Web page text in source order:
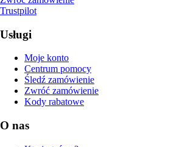
Trustpilot
Usługi
Moje konto
Centrum pomocy
Śledź zamówienie
Zwróć zamówienie
Kody rabatowe
O nas